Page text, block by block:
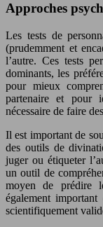
Approches
Les tests de
(prudemment et
l’autre. Ces tests
dominants, les
pour mieux
partenaire et pour
nécessaire de faire
Il est important de
des outils de
juger ou étiqueter
un outil de
moyen de prédire
également
scientifiquement